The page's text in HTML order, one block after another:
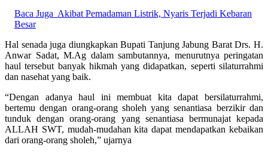
Baca Juga Akibat Pemadaman Listrik, Nyaris Terjadi Kebaran
Besar
Hal senada juga diungkapkan Bupati Tanjung Jabung Barat Drs. H.
Anwar Sadat, M.Ag dalam sambutannya, menurutnya peringatan
haul tersebut banyak hikmah yang didapatkan, seperti silaturrahmi
dan nasehat yang baik.
“Dengan adanya haul ini membuat kita dapat bersilaturrahmi,
bertemu dengan orang-orang sholeh yang senantiasa berzikir dan
tunduk dengan orang-orang yang senantiasa bermunajat kepada
ALLAH SWT, mudah-mudahan kita dapat mendapatkan kebaikan
dari orang-orang sholeh,” ujarnya